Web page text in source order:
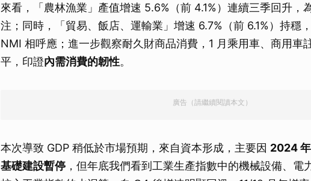
來看，「農林漁業」產值增速 5.6%（前 4.1%）連續三季回升，
注；同時，「貿易、飯店、運輸業」增速 6.7%（前 6.1%）持穩
NMI 相呼應；進一步觀察耐久財商品消費，1 月乘用車、商用車
平，印證內需消費的韌性。
廣告（請繼續閱讀本文）
本次導致 GDP 稍低於市場預期，來自資本形成，主要因 2024
基礎建設暫停 ，但年底我們看到工業生產指數中的機械設備、電